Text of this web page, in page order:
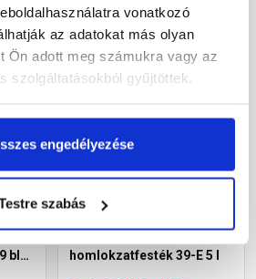
vonatkozó
az adatokat más olyan
Ön adott meg számukra vagy az
szolgáltatásokból gyűjtöttek.
engedélyezése
szabás
Megnézem
blue
homlokzatfesték 39-E 5 l